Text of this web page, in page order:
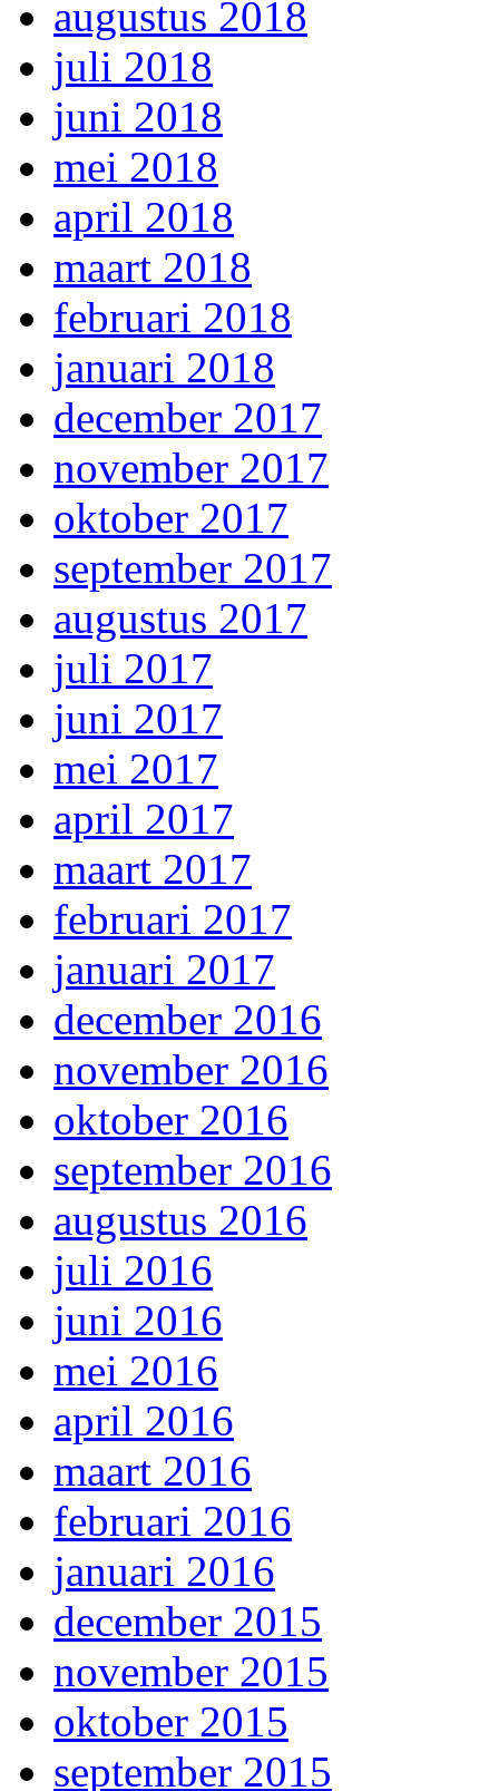
augustus 2018
juli 2018
juni 2018
mei 2018
april 2018
maart 2018
februari 2018
januari 2018
december 2017
november 2017
oktober 2017
september 2017
augustus 2017
juli 2017
juni 2017
mei 2017
april 2017
maart 2017
februari 2017
januari 2017
december 2016
november 2016
oktober 2016
september 2016
augustus 2016
juli 2016
juni 2016
mei 2016
april 2016
maart 2016
februari 2016
januari 2016
december 2015
november 2015
oktober 2015
september 2015